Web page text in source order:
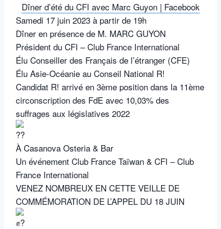
Dîner d’été du CFI avec Marc Guyon | Facebook
Samedi 17 juin 2023 à partir de 19h
Dîner en présence de M. MARC GUYON
Président du CFI – Club France International
Élu Conseiller des Français de l’étranger (CFE)
Élu Asie-Océanie au Conseil National R!
Candidat R! arrivé en 3ème position dans la 11ème
circonscription des FdE avec 10,03% des
suffrages aux législatives 2022
À Casanova Osteria & Bar
Un événement Club France Taïwan & CFI – Club
France International
VENEZ NOMBREUX EN CETTE VEILLE DE
COMMÉMORATION DE L’APPEL DU 18 JUIN